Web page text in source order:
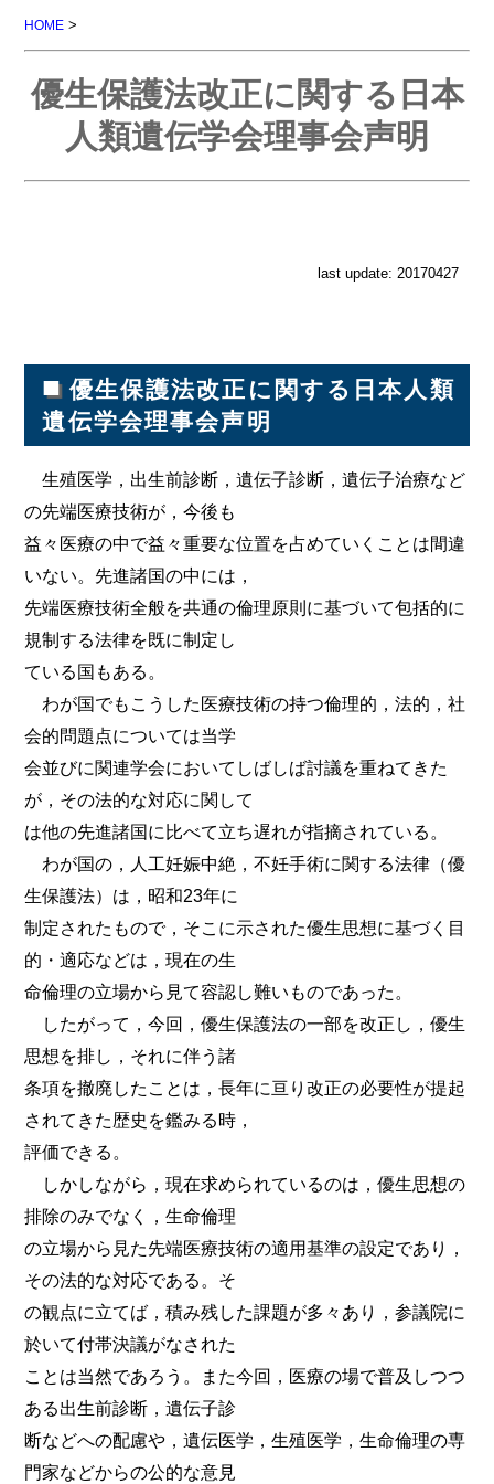
HOME >
優生保護法改正に関する日本
人類遺伝学会理事会声明
last update: 20170427
■ 優生保護法改正に関する日本人類
遺伝学会理事会声明
生殖医学，出生前診断，遺伝子診断，遺伝子治療など
の先端医療技術が，今後も
益々医療の中で益々重要な位置を占めていくことは間違
いない。先進諸国の中には，
先端医療技術全般を共通の倫理原則に基づいて包括的に
規制する法律を既に制定し
ている国もある。
わが国でもこうした医療技術の持つ倫理的，法的，社
会的問題点については当学
会並びに関連学会においてしばしば討議を重ねてきた
が，その法的な対応に関して
は他の先進諸国に比べて立ち遅れが指摘されている。
わが国の，人工妊娠中絶，不妊手術に関する法律（優
生保護法）は，昭和23年に
制定されたもので，そこに示された優生思想に基づく目
的・適応などは，現在の生
命倫理の立場から見て容認し難いものであった。
したがって，今回，優生保護法の一部を改正し，優生
思想を排し，それに伴う諸
条項を撤廃したことは，長年に亘り改正の必要性が提起
されてきた歴史を鑑みる時，
評価できる。
しかしながら，現在求められているのは，優生思想の
排除のみでなく，生命倫理
の立場から見た先端医療技術の適用基準の設定であり，
その法的な対応である。そ
の観点に立てば，積み残した課題が多々あり，参議院に
於いて付帯決議がなされた
ことは当然であろう。また今回，医療の場で普及しつつ
ある出生前診断，遺伝子診
断などへの配慮や，遺伝医学，生殖医学，生命倫理の専
門家などからの公的な意見